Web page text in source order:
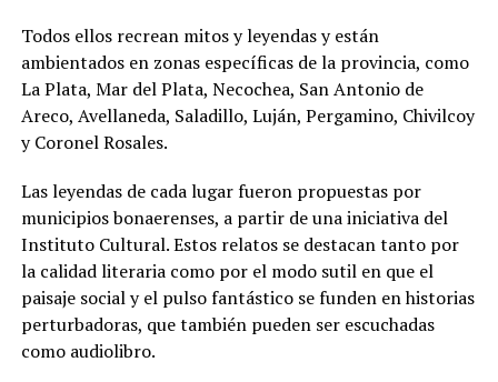
Todos ellos recrean mitos y leyendas y están
ambientados en zonas específicas de la provincia, como
La Plata, Mar del Plata, Necochea, San Antonio de
Areco, Avellaneda, Saladillo, Luján, Pergamino, Chivilcoy
y Coronel Rosales.
Las leyendas de cada lugar fueron propuestas por
municipios bonaerenses, a partir de una iniciativa del
Instituto Cultural. Estos relatos se destacan tanto por
la calidad literaria como por el modo sutil en que el
paisaje social y el pulso fantástico se funden en historias
perturbadoras, que también pueden ser escuchadas
como audiolibro.